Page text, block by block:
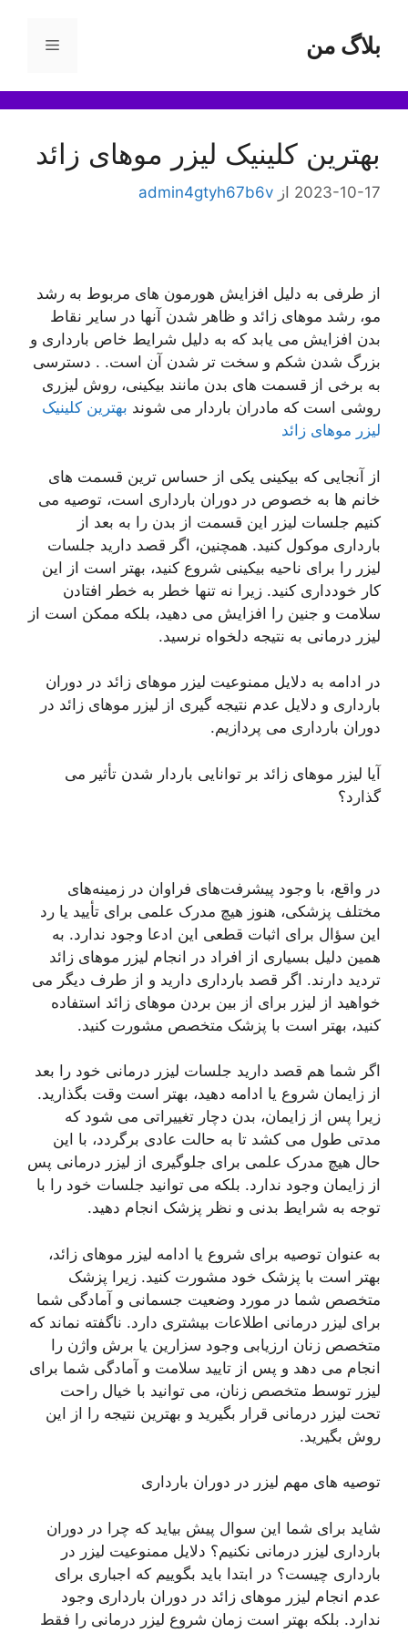
محتوابلاگ من فهرست
بهترین کلینیک لیزر موهای زائد
2023-10-17 از admin4gtyh67b6v
از طرفی به دلیل افزایش هورمون های مربوط به رشد
مو، رشد موهای زائد و ظاهر شدن آنها در سایر نقاط
بدن افزایش می یابد که به دلیل شرایط خاص بارداری و
بزرگ شدن شکم و سخت تر شدن آن است. . دسترسی
به برخی از قسمت های بدن مانند بیکینی، روش لیزری
روشی است که مادران باردار می شوند بهترین کلینیک
لیزر موهای زائد
از آنجایی که بیکینی یکی از حساس ترین قسمت های
خانم ها به خصوص در دوران بارداری است، توصیه می
کنیم جلسات لیزر این قسمت از بدن را به بعد از
بارداری موکول کنید. همچنین، اگر قصد دارید جلسات
لیزر را برای ناحیه بیکینی شروع کنید، بهتر است از این
کار خودداری کنید. زیرا نه تنها خطر به خطر افتادن
سلامت و جنین را افزایش می دهید، بلکه ممکن است از
لیزر درمانی به نتیجه دلخواه نرسید.
در ادامه به دلایل ممنوعیت لیزر موهای زائد در دوران
بارداری و دلایل عدم نتیجه گیری از لیزر موهای زائد در
دوران بارداری می پردازیم.
آیا لیزر موهای زائد بر توانایی باردار شدن تأثیر می
گذارد؟
در واقع، با وجود پیشرفت‌های فراوان در زمینه‌های
مختلف پزشکی، هنوز هیچ مدرک علمی برای تأیید یا رد
این سؤال برای اثبات قطعی این ادعا وجود ندارد. به
همین دلیل بسیاری از افراد در انجام لیزر موهای زائد
تردید دارند. اگر قصد بارداری دارید و از طرف دیگر می
خواهید از لیزر برای از بین بردن موهای زائد استفاده
کنید، بهتر است با پزشک متخصص مشورت کنید.
اگر شما هم قصد دارید جلسات لیزر درمانی خود را بعد
از زایمان شروع یا ادامه دهید، بهتر است وقت بگذارید.
زیرا پس از زایمان، بدن دچار تغییراتی می شود که
مدتی طول می کشد تا به حالت عادی برگردد، با این
حال هیچ مدرک علمی برای جلوگیری از لیزر درمانی پس
از زایمان وجود ندارد. بلکه می توانید جلسات خود را با
توجه به شرایط بدنی و نظر پزشک انجام دهید.
به عنوان توصیه برای شروع یا ادامه لیزر موهای زائد،
بهتر است با پزشک خود مشورت کنید. زیرا پزشک
متخصص شما در مورد وضعیت جسمانی و آمادگی شما
برای لیزر درمانی اطلاعات بیشتری دارد. ناگفته نماند که
متخصص زنان ارزیابی وجود سزارین یا برش واژن را
انجام می دهد و پس از تایید سلامت و آمادگی شما برای
لیزر توسط متخصص زنان، می توانید با خیال راحت
تحت لیزر درمانی قرار بگیرید و بهترین نتیجه را از این
روش بگیرید.
توصیه های مهم لیزر در دوران بارداری
شاید برای شما این سوال پیش بیاید که چرا در دوران
بارداری لیزر درمانی نکنیم؟ دلایل ممنوعیت لیزر در
بارداری چیست؟ در ابتدا باید بگوییم که اجباری برای
عدم انجام لیزر موهای زائد در دوران بارداری وجود
ندارد. بلکه بهتر است زمان شروع لیزر درمانی را فقط